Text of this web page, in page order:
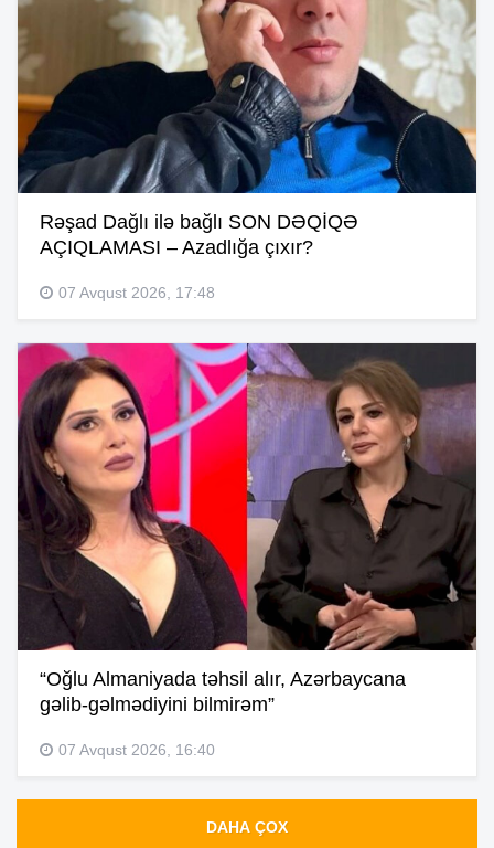
Rəşad Dağlı ilə bağlı SON DƏQİQƏ
AÇIQLAMASI – Azadlığa çıxır?
07 Avqust 2026, 17:48
“Oğlu Almaniyada təhsil alır, Azərbaycana
gəlib-gəlmədiyini bilmirəm”
07 Avqust 2026, 16:40
DAHA ÇOX